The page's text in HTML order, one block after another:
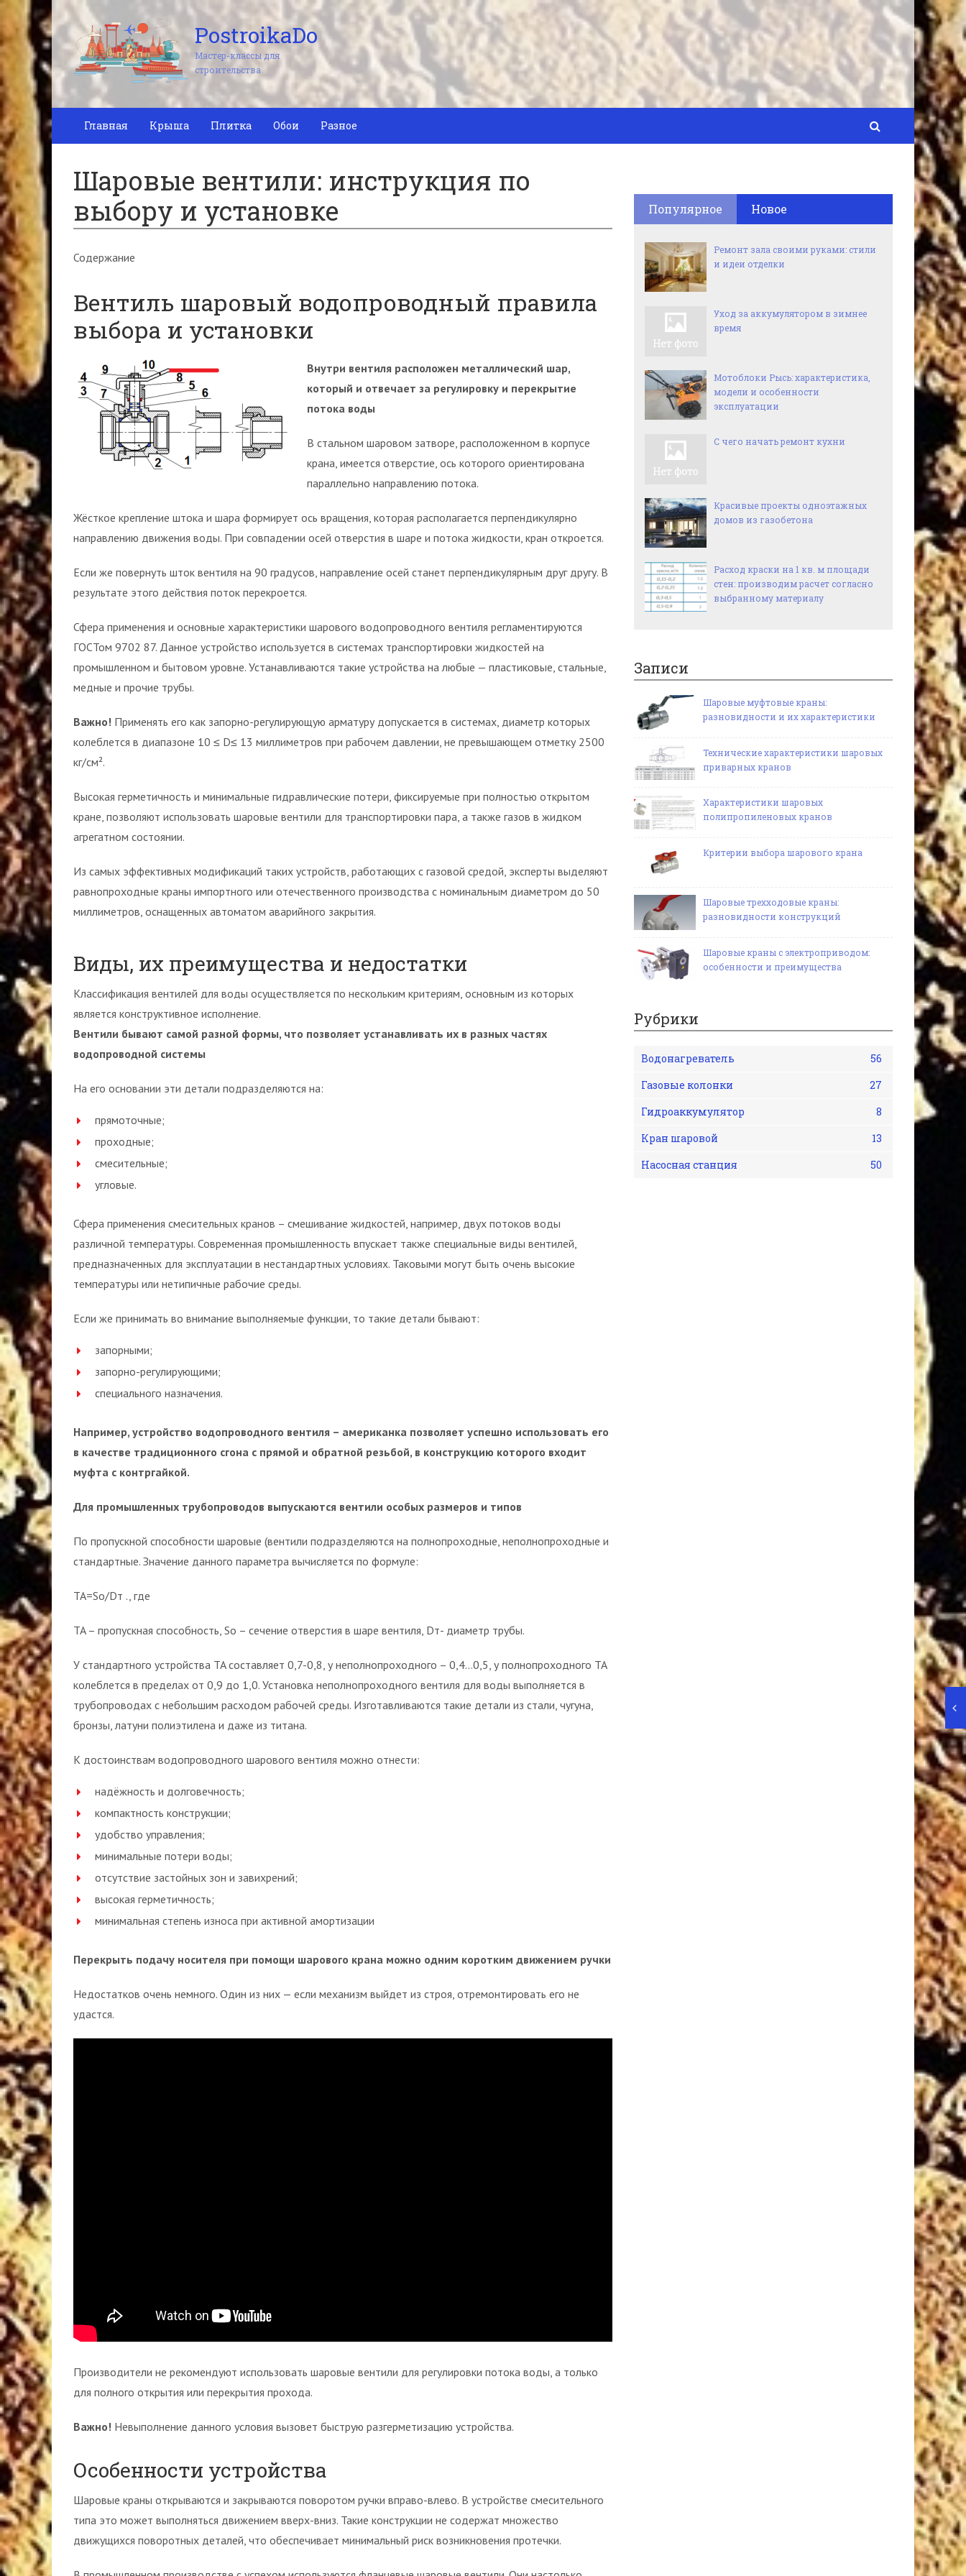
PostroikaDo
Мастер-классы для
строительства
Главная Крыша Плитка Обои Разное
Шаровые вентили: инструкция по
выбору и установке
Содержание
Вентиль шаровый водопроводный правила
выбора и установки
Внутри вентиля расположен металлический шар,
который и отвечает за регулировку и перекрытие
потока воды
В стальном шаровом затворе, расположенном в корпусе
крана, имеется отверстие, ось которого ориентирована
параллельно направлению потока.
Жёсткое крепление штока и шара формирует ось вращения, которая располагается перпендикулярно
направлению движения воды. При совпадении осей отверстия в шаре и потока жидкости, кран откроется.
Если же повернуть шток вентиля на 90 градусов, направление осей станет перпендикулярным друг другу. В
результате этого действия поток перекроется.
Сфера применения и основные характеристики шарового водопроводного вентиля регламентируются
ГОСТом 9702 87. Данное устройство используется в системах транспортировки жидкостей на
промышленном и бытовом уровне. Устанавливаются такие устройства на любые — пластиковые, стальные,
медные и прочие трубы.
Важно! Применять его как запорно-регулирующую арматуру допускается в системах, диаметр которых
колеблется в диапазоне 10 ≤ D≤ 13 миллиметров при рабочем давлении, не превышающем отметку 2500
кг/см².
Высокая герметичность и минимальные гидравлические потери, фиксируемые при полностью открытом
кране, позволяют использовать шаровые вентили для транспортировки пара, а также газов в жидком
агрегатном состоянии.
Из самых эффективных модификаций таких устройств, работающих с газовой средой, эксперты выделяют
равнопроходные краны импортного или отечественного производства с номинальным диаметром до 50
миллиметров, оснащенных автоматом аварийного закрытия.
Виды, их преимущества и недостатки
Классификация вентилей для воды осуществляется по нескольким критериям, основным из которых
является конструктивное исполнение.
Вентили бывают самой разной формы, что позволяет устанавливать их в разных частях
водопроводной системы
На его основании эти детали подразделяются на:
прямоточные;
проходные;
смесительные;
угловые.
Сфера применения смесительных кранов – смешивание жидкостей, например, двух потоков воды
различной температуры. Современная промышленность впускает также специальные виды вентилей,
предназначенных для эксплуатации в нестандартных условиях. Таковыми могут быть очень высокие
температуры или нетипичные рабочие среды.
Если же принимать во внимание выполняемые функции, то такие детали бывают:
запорными;
запорно-регулирующими;
специального назначения.
Например, устройство водопроводного вентиля – американка позволяет успешно использовать его
в качестве традиционного сгона с прямой и обратной резьбой, в конструкцию которого входит
муфта с контргайкой.
Для промышленных трубопроводов выпускаются вентили особых размеров и типов
По пропускной способности шаровые (вентили подразделяются на полнопроходные, неполнопроходные и
стандартные. Значение данного параметра вычисляется по формуле:
ТА=So/Dт ., где
TA – пропускная способность, Sо – сечение отверстия в шаре вентиля, Dт- диаметр трубы.
У стандартного устройства TA составляет 0,7-0,8, у неполнопроходного – 0,4…0,5, у полнопроходного TA
колеблется в пределах от 0,9 до 1,0. Установка неполнопроходного вентиля для воды выполняется в
трубопроводах с небольшим расходом рабочей среды. Изготавливаются такие детали из стали, чугуна,
бронзы, латуни полиэтилена и даже из титана.
К достоинствам водопроводного шарового вентиля можно отнести:
надёжность и долговечность;
компактность конструкции;
удобство управления;
минимальные потери воды;
отсутствие застойных зон и завихрений;
высокая герметичность;
минимальная степень износа при активной амортизации
Перекрыть подачу носителя при помощи шарового крана можно одним коротким движением ручки
Недостатков очень немного. Один из них — если механизм выйдет из строя, отремонтировать его не
удастся.
Производители не рекомендуют использовать шаровые вентили для регулировки потока воды, а только
для полного открытия или перекрытия прохода.
Важно! Невыполнение данного условия вызовет быструю разгерметизацию устройства.
Особенности устройства
Шаровые краны открываются и закрываются поворотом ручки вправо-влево. В устройстве смесительного
типа это может выполняться движением вверх-вниз. Такие конструкции не содержат множество
движущихся поворотных деталей, что обеспечивает минимальный риск возникновения протечки.
Популярное Новое
Ремонт зала своими руками: стили
и идеи отделки
Уход за аккумулятором в зимнее
время
Мотоблоки Рысь: характеристика,
модели и особенности
эксплуатации
С чего начать ремонт кухни
Красивые проекты одноэтажных
домов из газобетона
Расход краски на 1 кв. м площади
стен: производим расчет согласно
выбранному материалу
Записи
Шаровые муфтовые краны:
разновидности и их характеристики
Технические характеристики шаровых
приварных кранов
Характеристики шаровых
полипропиленовых кранов
Критерии выбора шарового крана
Шаровые трехходовые краны:
разновидности конструкций
Шаровые краны с электроприводом:
особенности и преимущества
Рубрики
Водонагреватель
56
Газовые колонки
27
Гидроаккумулятор
8
Кран шаровой
13
Насосная станция
50